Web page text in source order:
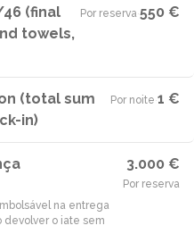
(final
towels,
Por reserva·550 €
(total sum
in)
Por noite·1 €
na entrega
devolver o iate sem
3.000 €
Por reserva